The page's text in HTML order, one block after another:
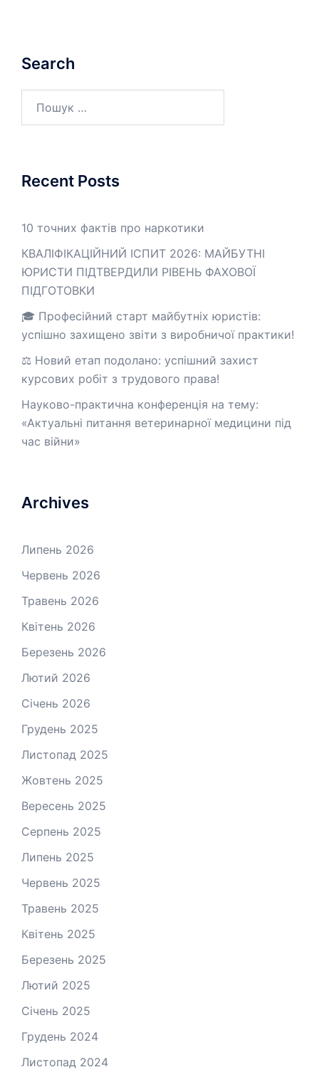
Search
Recent Posts
10 точних фактів про наркотики
КВАЛІФІКАЦІЙНИЙ ІСПИТ 2026: МАЙБУТНІ
ЮРИСТИ ПІДТВЕРДИЛИ РІВЕНЬ ФАХОВОЇ
ПІДГОТОВКИ
🎓 Професійний старт майбутніх юристів:
успішно захищено звіти з виробничої практики!
⚖️ Новий етап подолано: успішний захист
курсових робіт з трудового права!
Науково-практична конференція на тему:
«Актуальні питання ветеринарної медицини під
час війни»
Archives
Липень 2026
Червень 2026
Травень 2026
Квітень 2026
Березень 2026
Лютий 2026
Січень 2026
Грудень 2025
Листопад 2025
Жовтень 2025
Вересень 2025
Серпень 2025
Липень 2025
Червень 2025
Травень 2025
Квітень 2025
Березень 2025
Лютий 2025
Січень 2025
Грудень 2024
Листопад 2024